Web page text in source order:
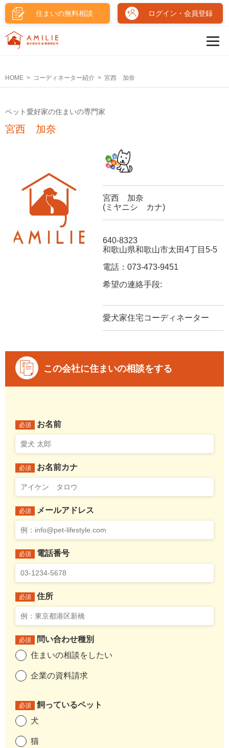
住まいの無料相談 ログイン・会員登録
HOME コーディネーター紹介 宮西 加奈
ペット愛好家の住まいの専門家
宮西 加奈
宮西 加奈
(ミヤニシ カナ)
640-8323
和歌山県和歌山市太田4丁目5-5
電話：073-473-9451
希望の連絡手段:
愛犬家住宅コーディネーター
この会社に住まいの相談をする
必須 お名前
必須 お名前カナ
必須 メールアドレス
必須 電話番号
必須 住所
必須
問い合わせ種別
住まいの相談をしたい
企業の資料請求
必須
飼っているペット
犬
猫